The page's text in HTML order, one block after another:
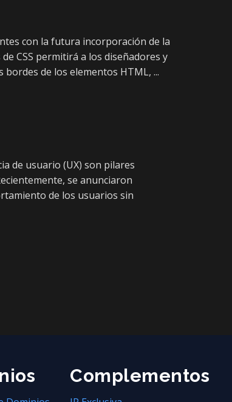
con la futura incorporación de la
CSS permitirá a los diseñadores y
de los elementos HTML, ...
de usuario (UX) son pilares
se anunciaron
de los usuarios sin
Complementos